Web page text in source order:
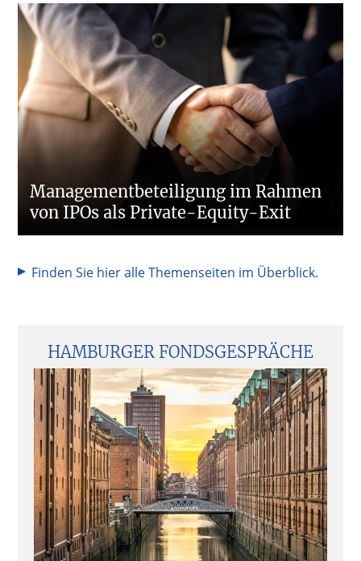
Managementbeteiligung im Rahmen
von IPOs als Private-Equity-Exit
Finden Sie hier alle Themenseiten im Überblick.
HAMBURGER FONDSGESPRÄCHE